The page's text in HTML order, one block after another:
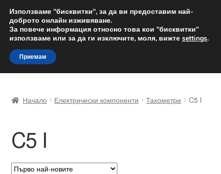
ДОСТАВКА от 12 лв.
Доставка по целия свят
Skip
to
navigation
Skip
to
content
Доставка по целия свят
Жалби
За нас
Начало Електрически компоненти Тахометри C5 I
C5 I
Използваме "бисквитки", за да ви предоставим най-
доброто онлайн изживяване.
За повече информация относно това кои "бисквитки"
използваме или за да ги изключите, моля, вижте settings.
Приемам